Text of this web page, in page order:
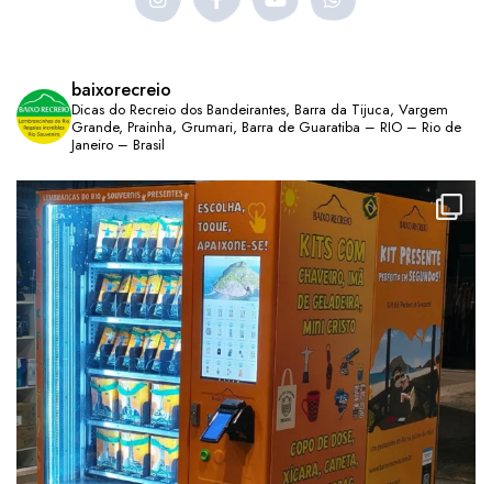
baixorecreio
Dicas do Recreio dos Bandeirantes, Barra da Tijuca, Vargem
Grande, Prainha, Grumari, Barra de Guaratiba – RIO – Rio de
Janeiro – Brasil